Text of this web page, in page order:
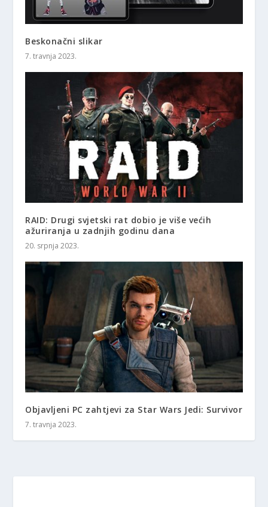
Beskonačni slikar
7. travnja 2023.
RAID: Drugi svjetski rat dobio je više većih
ažuriranja u zadnjih godinu dana
20. srpnja 2023.
Objavljeni PC zahtjevi za Star Wars Jedi: Survivor
7. travnja 2023.